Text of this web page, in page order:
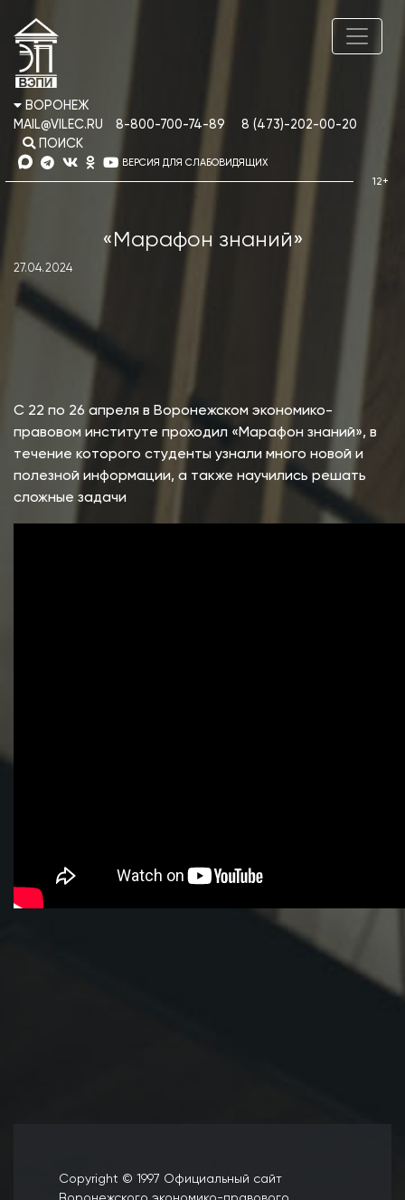
ВОРОНЕЖ
MAIL@VILEC.RU
8-800-700-74-89
8 (473)-202-00-20
ПОИСК
ВЕРСИЯ ДЛЯ СЛАБОВИДЯЩИХ
«Марафон знаний»
27.04.2024
С 22 по 26 апреля в Воронежском экономико-
правовом институте проходил «Марафон знаний», в
течение которого студенты узнали много новой и
полезной информации, а также научились решать
сложные задачи
Copyright © 1997 Официальный сайт